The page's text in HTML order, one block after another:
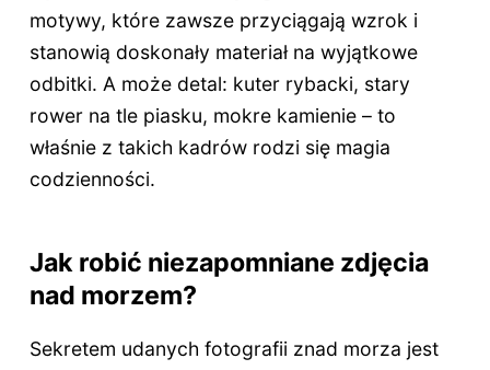
motywy, które zawsze przyciągają wzrok i
stanowią doskonały materiał na wyjątkowe
odbitki. A może detal: kuter rybacki, stary
rower na tle piasku, mokre kamienie – to
właśnie z takich kadrów rodzi się magia
codzienności.
Jak robić niezapomniane zdjęcia
nad morzem?
Sekretem udanych fotografii znad morza jest